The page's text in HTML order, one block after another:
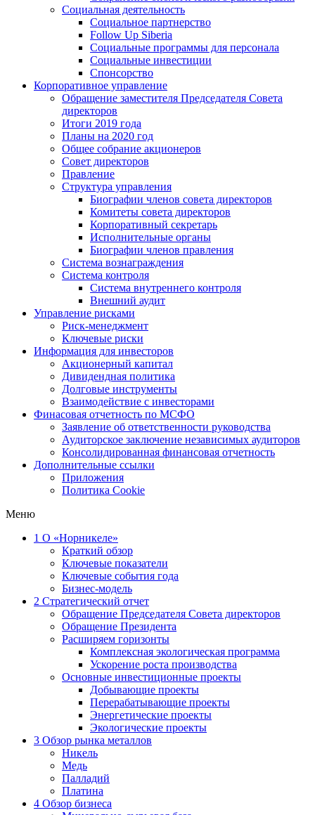
Социальная деятельность
Социальное партнерство
Follow Up Siberia
Социальные программы для персонала
Социальные инвестиции
Спонсорство
Корпоративное управление
Обращение заместителя Председателя Совета
директоров
Итоги 2019 года
Планы на 2020 год
Общее собрание акционеров
Совет директоров
Правление
Структура управления
Биографии членов совета директоров
Комитеты совета директоров
Корпоративный секретарь
Исполнительные органы
Биографии членов правления
Система вознаграждения
Система контроля
Система внутреннего контроля
Внешний аудит
Управление рисками
Риск-менеджмент
Ключевые риски
Информация для инвесторов
Акционерный капитал
Дивидендная политика
Долговые инструменты
Взаимодействие с инвеcторами
Финасовая отчетность по МСФО
Заявление об ответственности руководства
Аудиторское заключение независимых аудиторов
Консолидированная финансовая отчетность
Дополнительные ссылки
Приложения
Политика Cookie
Меню
1 О «Норникеле»
Краткий обзор
Ключевые показатели
Ключевые события года
Бизнес-модель
2 Стратегический отчет
Обращение Председателя Совета директоров
Обращение Президента
Расширяем горизонты
Комплексная экологическая программа
Ускорение роста производства
Основные инвестиционные проекты
Добывающие проекты
Перерабатывающие проекты
Энергетические проекты
Экологические проекты
3 Обзор рынка металлов
Никель
Медь
Палладий
Платина
4 Обзор бизнеса